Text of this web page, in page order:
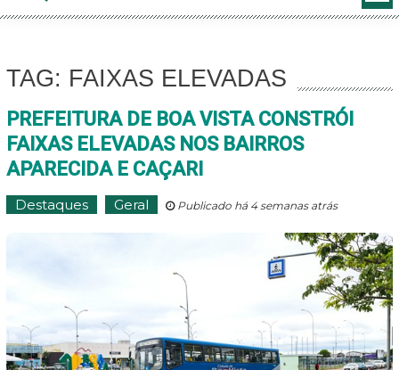
TAG: FAIXAS ELEVADAS
PREFEITURA DE BOA VISTA CONSTRÓI
FAIXAS ELEVADAS NOS BAIRROS
APARECIDA E CAÇARI
Destaques Geral Publicado há 4 semanas atrás